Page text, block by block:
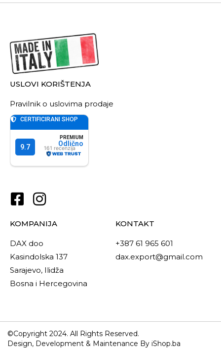
USLOVI KORIŠTENJA
Pravilnik o uslovima prodaje
KOMPANIJA
DAX doo
Kasindolska 137
Sarajevo, Ilidža
Bosna i Hercegovina
KONTAKT
+387 61 965 601
dax.export@gmail.com
©Copyright 2024. All Rights Reserved.
Design, Development & Maintenance By iShop.ba